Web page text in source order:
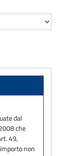
dal
che
49,
non